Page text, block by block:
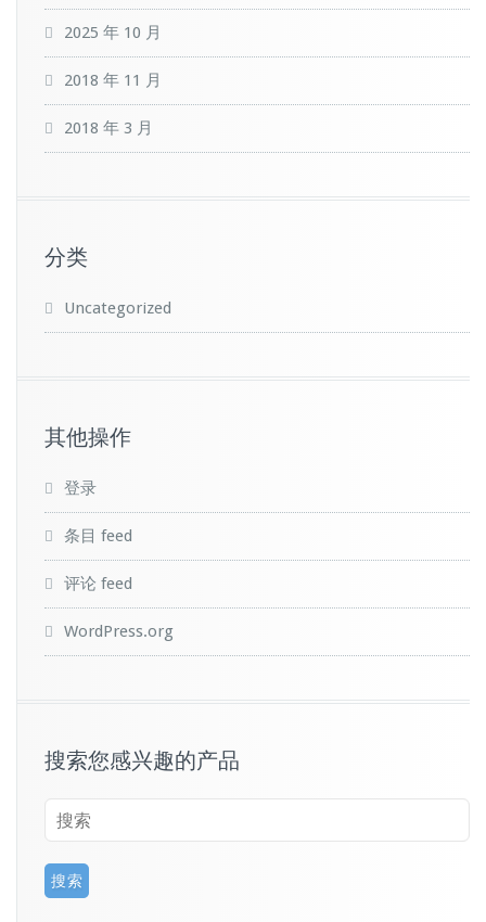
2025 年 10 月
2018 年 11 月
2018 年 3 月
分类
Uncategorized
其他操作
登录
条目 feed
评论 feed
WordPress.org
搜索您感兴趣的产品